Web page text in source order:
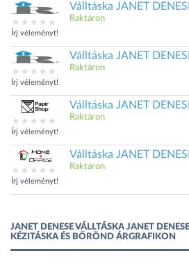
Írj véleményt!
Válltáska JANET
Raktáron
Írj véleményt!
Válltáska JANET
Raktáron
Írj véleményt!
Válltáska JANET
Raktáron
Írj véleményt!
Válltáska JANET
Raktáron
JANET DENESE VÁLLTÁSKA JANET
KÉZITÁSKA ÉS BŐRÖND ÁRGRAFIKON